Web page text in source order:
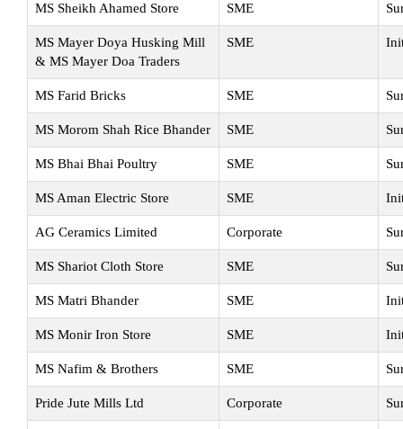
MS Sheikh Ahamed Store SME
MS Mayer Doya Husking Mill
& MS Mayer Doa Traders
SME
MS Farid Bricks SME
MS Morom Shah Rice Bhander SME
MS Bhai Bhai Poultry SME
MS Aman Electric Store SME
AG Ceramics Limited Corporate
MS Shariot Cloth Store SME
MS Matri Bhander SME
MS Monir Iron Store SME
MS Nafim & Brothers SME
Pride Jute Mills Ltd Corporate